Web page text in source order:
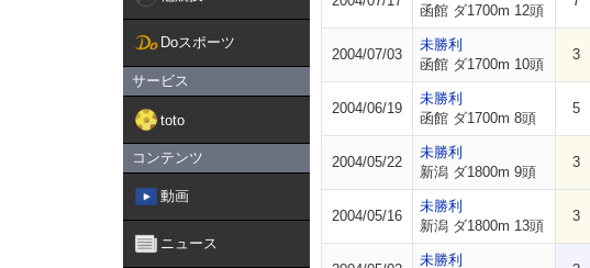
Doスポーツ
サービス
toto
コンテンツ
動画
ニュース
函館 ダ1700m 12頭
2004/07/03
未勝利
函館 ダ1700m 10頭
3
2004/06/19
未勝利
函館 ダ1700m 8頭
5
2004/05/22
未勝利
新潟 ダ1800m 9頭
3
2004/05/16
未勝利
新潟 ダ1800m 13頭
3
未勝利